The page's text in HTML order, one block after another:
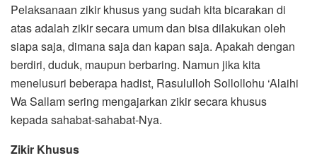
Pelaksanaan zikir khusus yang sudah kita bicarakan di
atas adalah zikir secara umum dan bisa dilakukan oleh
siapa saja, dimana saja dan kapan saja. Apakah dengan
berdiri, duduk, maupun berbaring. Namun jika kita
menelusuri beberapa hadist, Rasululloh Sollollohu ‘Alaihi
Wa Sallam sering mengajarkan zikir secara khusus
kepada sahabat-sahabat-Nya.
Zikir Khusus